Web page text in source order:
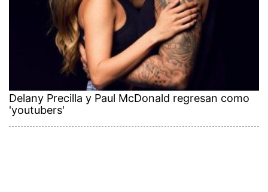
Delany Precilla y Paul McDonald regresan como
'youtubers'